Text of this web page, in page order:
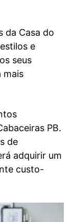
da Casa do
e
seus
mais
PB.
de
adquirir um
custo-